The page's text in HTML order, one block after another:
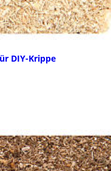
DIY-Krippe